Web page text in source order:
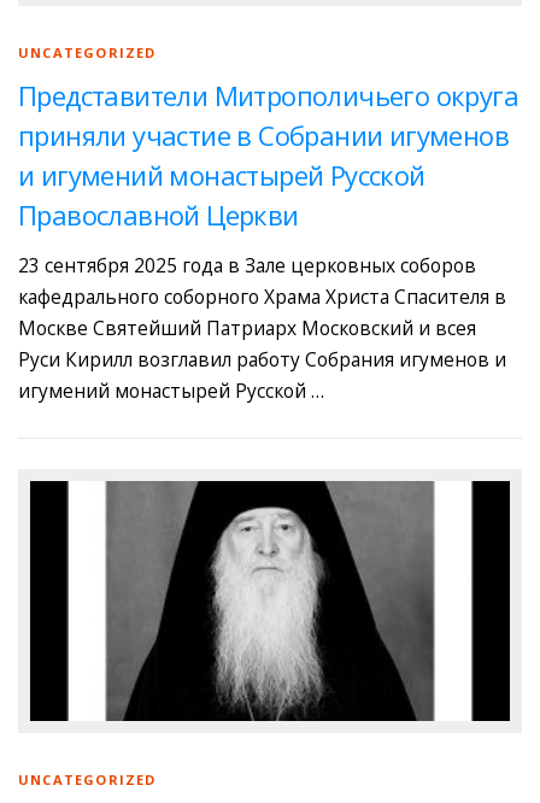
UNCATEGORIZED
Представители Митрополичьего округа
приняли участие в Собрании игуменов
и игумений монастырей Русской
Православной Церкви
23 сентября 2025 года в Зале церковных соборов
кафедрального соборного Храма Христа Спасителя в
Москве Святейший Патриарх Московский и всея
Руси Кирилл возглавил работу Собрания игуменов и
игумений монастырей Русской …
UNCATEGORIZED